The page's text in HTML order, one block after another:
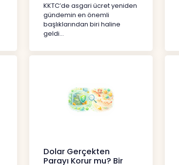
Haberler
KKTC’de asgari ücret yeniden
gündemin en önemli
başlıklarından biri haline
geldi...
Dolar Gerçekten
Parayı Korur mu? Bir